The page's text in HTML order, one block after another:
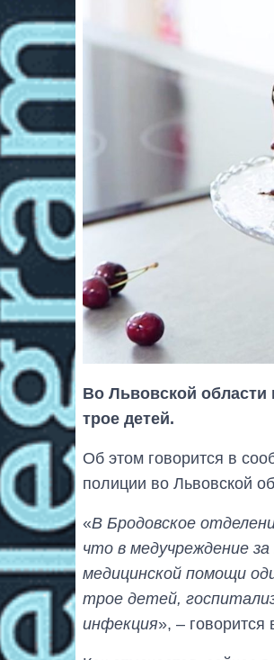
Во Львовской области
трое детей.
Об этом говорится в
полиции во Львовской
«В Бродовское
что в медучреждение
медицинской помощи
трое детей,
инфекция», –